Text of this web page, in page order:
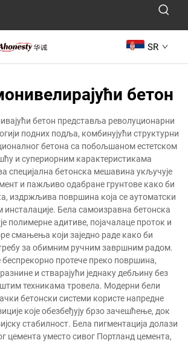
SR
бетон
бетон представља револуционарни
подних подља, комбинујући структурни
бетона са побољшаном естетском
и супериорним карактеристикама
специјална бетонска мешавина укључује
и пажљиво одабране грунтове како би
издржљива површина која се аутоматски
инсталације. Бела самоизравна бетонска
полимерне адитиве, појачалаце проток и
смањења који заједно раде како би
за обимним ручним завршним радом.
беспрекорно протече преко површина,
и стварајући једнаку дебљину без
техникама тровела. Модерни бели
бетонски системи користе напредне
које обезбеђују брзо зачешћење, док
стабилност. Бела пигментација долази
цемента уместо сивог Портланд цемента,